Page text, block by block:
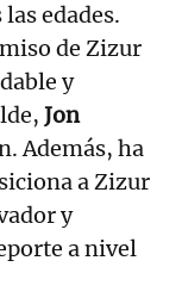
edades.
de Zizur
y
Jon
Además, ha
a Zizur
y
a nivel